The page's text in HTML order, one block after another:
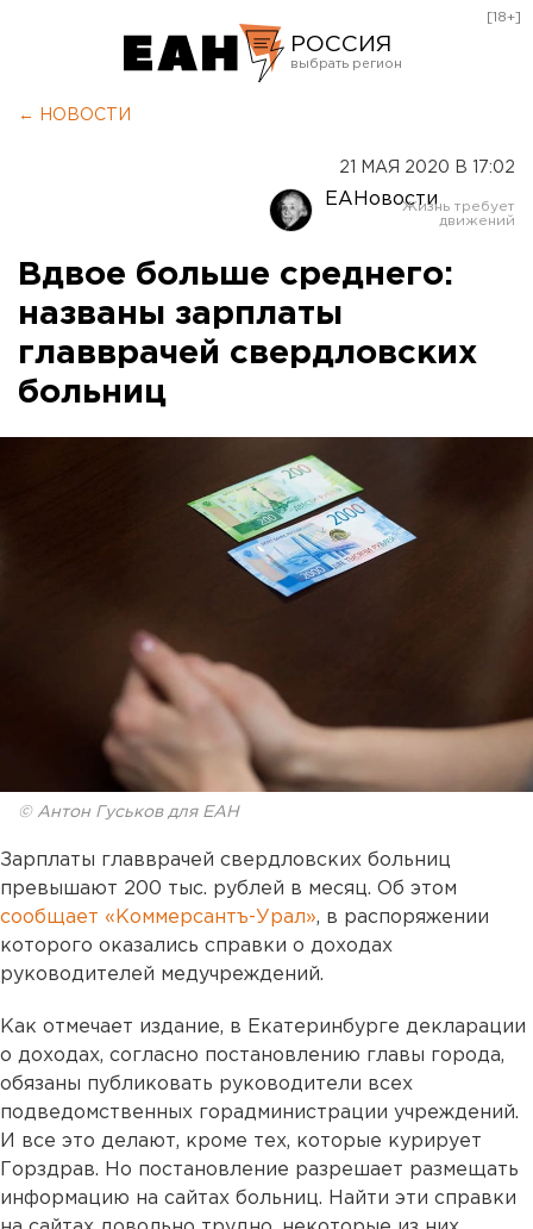
РОССИЯ
Оренбург
[18+]
← НОВОСТИ
21 МАЯ 2020 В 17:02
ЕАНовости
Вдвое больше среднего:
названы зарплаты
главврачей свердловских
больниц
© Антон Гуськов для ЕАН
Зарплаты главврачей свердловских больниц
превышают 200 тыс. рублей в месяц. Об этом
сообщает «Коммерсантъ-Урал», в распоряжении
которого оказались справки о доходах
руководителей медучреждений.
Как отмечает издание, в Екатеринбурге декларации
о доходах, согласно постановлению главы города,
обязаны публиковать руководители всех
подведомственных горадминистрации учреждений.
И все это делают, кроме тех, которые курирует
Горздрав. Но постановление разрешает размещать
информацию на сайтах больниц. Найти эти справки